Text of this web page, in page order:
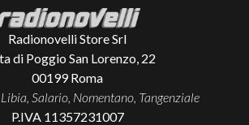
Radionovelli Store Srl
di Poggio San Lorenzo, 22
00199 Roma
Salario, Nomentano, Tangenziale
P.IVA 11357231007